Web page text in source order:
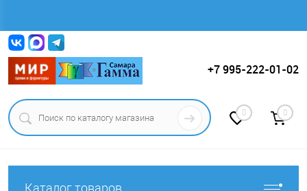
+7 995-222-01-02
0 0
Каталог товаров